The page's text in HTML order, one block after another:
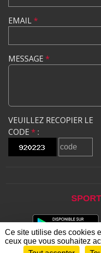
EMAIL*
MESSAGE *
VEUILLEZ RECOPIER LE
CODE * :
Ce site utilise des cookies
ceux que vous souhaitez